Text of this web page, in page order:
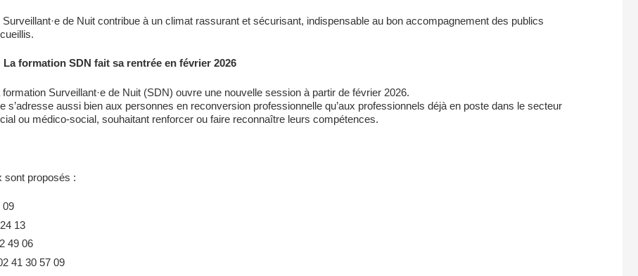
Surveillant·e de Nuit contribue à un climat rassurant et sécurisant, indispensable au bon accompagnement des publics
La formation SDN fait sa rentrée en février 2026
formation Surveillant·e de Nuit (SDN) ouvre une nouvelle session à partir de février 2026.
s’adresse aussi bien aux personnes en reconversion professionnelle qu’aux professionnels déjà en poste dans le secteur
ou médico-social, souhaitant renforcer ou faire reconnaître leurs compétences.
sont proposés :
09
13
49 06
41 30 57 09